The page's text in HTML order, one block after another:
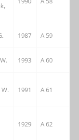
1987 A 59
1993 A 60
1991 A 61
1929 A 62